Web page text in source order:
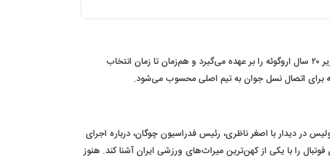
فدراسیون فوتبال اروگوئه با انتشار ویدئویی احساسی، بازگشت دیگو فورلان به تیم ملی را رسمی کرد. بهترین بازیکن جام جهانی ۲۰۱۰ هدایت تیم زیر ۲۰ سال اروگوئه را بر عهده می‌گیرد و هم‌زمان تا زمان انتخاب
برای اتصال نسل جوان به تیم اصلی محسوب می‌شود.
در دیدار با اصغر ناظری، رئیس فدراسیون چوگان، درباره اجرای
را با یکی از کهن‌ترین میراث‌های ورزشی ایران آشنا کند. هنوز